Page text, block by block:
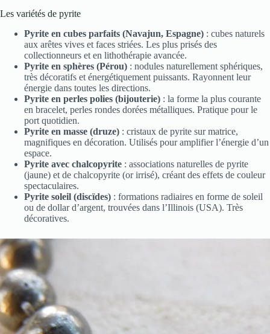
Les variétés de pyrite
Pyrite en cubes parfaits (Navajun, Espagne) : cubes naturels
aux arêtes vives et faces striées. Les plus prisés des
collectionneurs et en lithothérapie avancée.
Pyrite en sphères (Pérou) : nodules naturellement sphériques,
très décoratifs et énergétiquement puissants. Rayonnent leur
énergie dans toutes les directions.
Pyrite en perles polies (bijouterie) : la forme la plus courante
en bracelet, perles rondes dorées métalliques. Pratique pour le
port quotidien.
Pyrite en masse (druze) : cristaux de pyrite sur matrice,
magnifiques en décoration. Utilisés pour amplifier l’énergie d’un
espace.
Pyrite avec chalcopyrite : associations naturelles de pyrite
(jaune) et de chalcopyrite (or irrisé), créant des effets de couleur
spectaculaires.
Pyrite soleil (discïdes) : formations radiaires en forme de soleil
ou de dollar d’argent, trouvées dans l’Illinois (USA). Très
décoratives.